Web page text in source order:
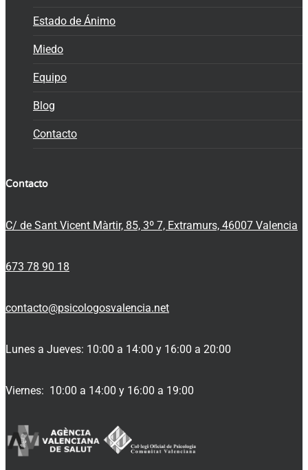
Estado de Ánimo
Miedo
Equipo
Blog
Contacto
Contacto
C/ de Sant Vicent Màrtir, 85, 3º 7, Extramurs, 46007 Valencia
673 78 90 18
contacto@psicologosvalencia.net
Lunes a Jueves: 10:00 a 14:00 y 16:00 a 20:00
Viernes: 10:00 a 14:00 y 16:00 a 19:00